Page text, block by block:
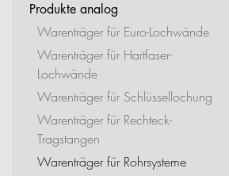
Produkte analog
Warenträger für Euro-Lochwände
Warenträger für Hartfaser-
Lochwände
Warenträger für Schlüssellochung
Warenträger für Rechteck-
Tragstangen
Warenträger für Rohrsysteme